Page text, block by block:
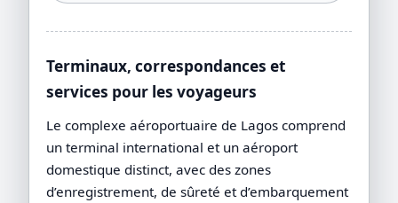
Terminaux, correspondances et
services pour les voyageurs
Le complexe aéroportuaire de Lagos comprend
un terminal international et un aéroport
domestique distinct, avec des zones
d’enregistrement, de sûreté et d’embarquement